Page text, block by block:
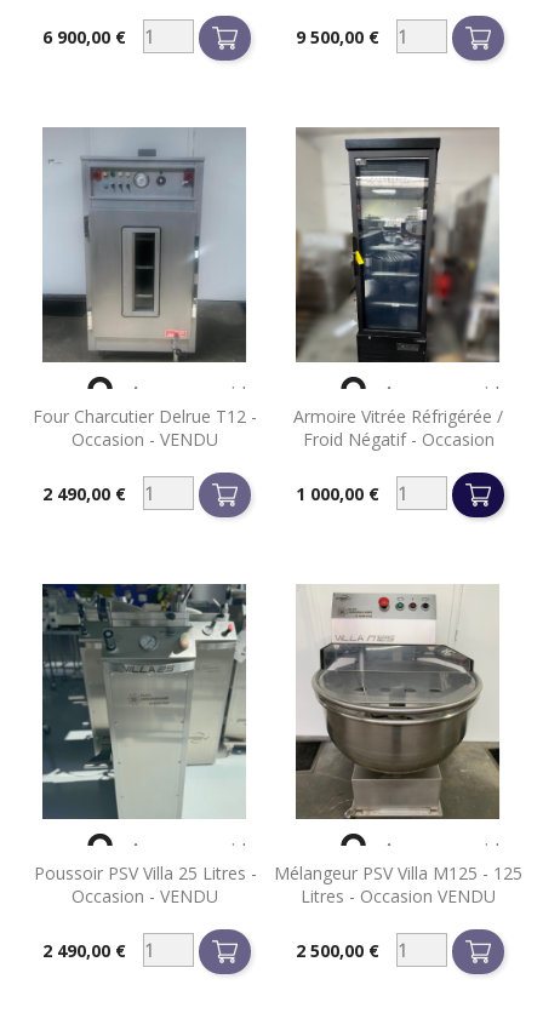
Prix6 900,00 € Prix9 500,00 €
Four Charcutier Delrue T12 -
Occasion - VENDU
Prix2 490,00 €
 Aperçu rapide
Armoire Vitrée Réfrigérée /
Froid Négatif - Occasion
Prix1 000,00 €
 Aperçu rapide
Poussoir PSV Villa 25 Litres -
Occasion - VENDU
Prix2 490,00 €
 Aperçu rapide
Mélangeur PSV Villa M125 - 125
Litres - Occasion VENDU
Prix2 500,00 €
 Aperçu rapide